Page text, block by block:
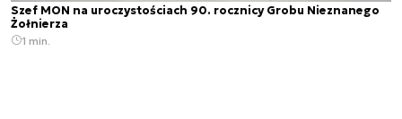
Szef MON na uroczystościach 90. rocznicy Grobu Nieznanego
Żołnierza
1 min.